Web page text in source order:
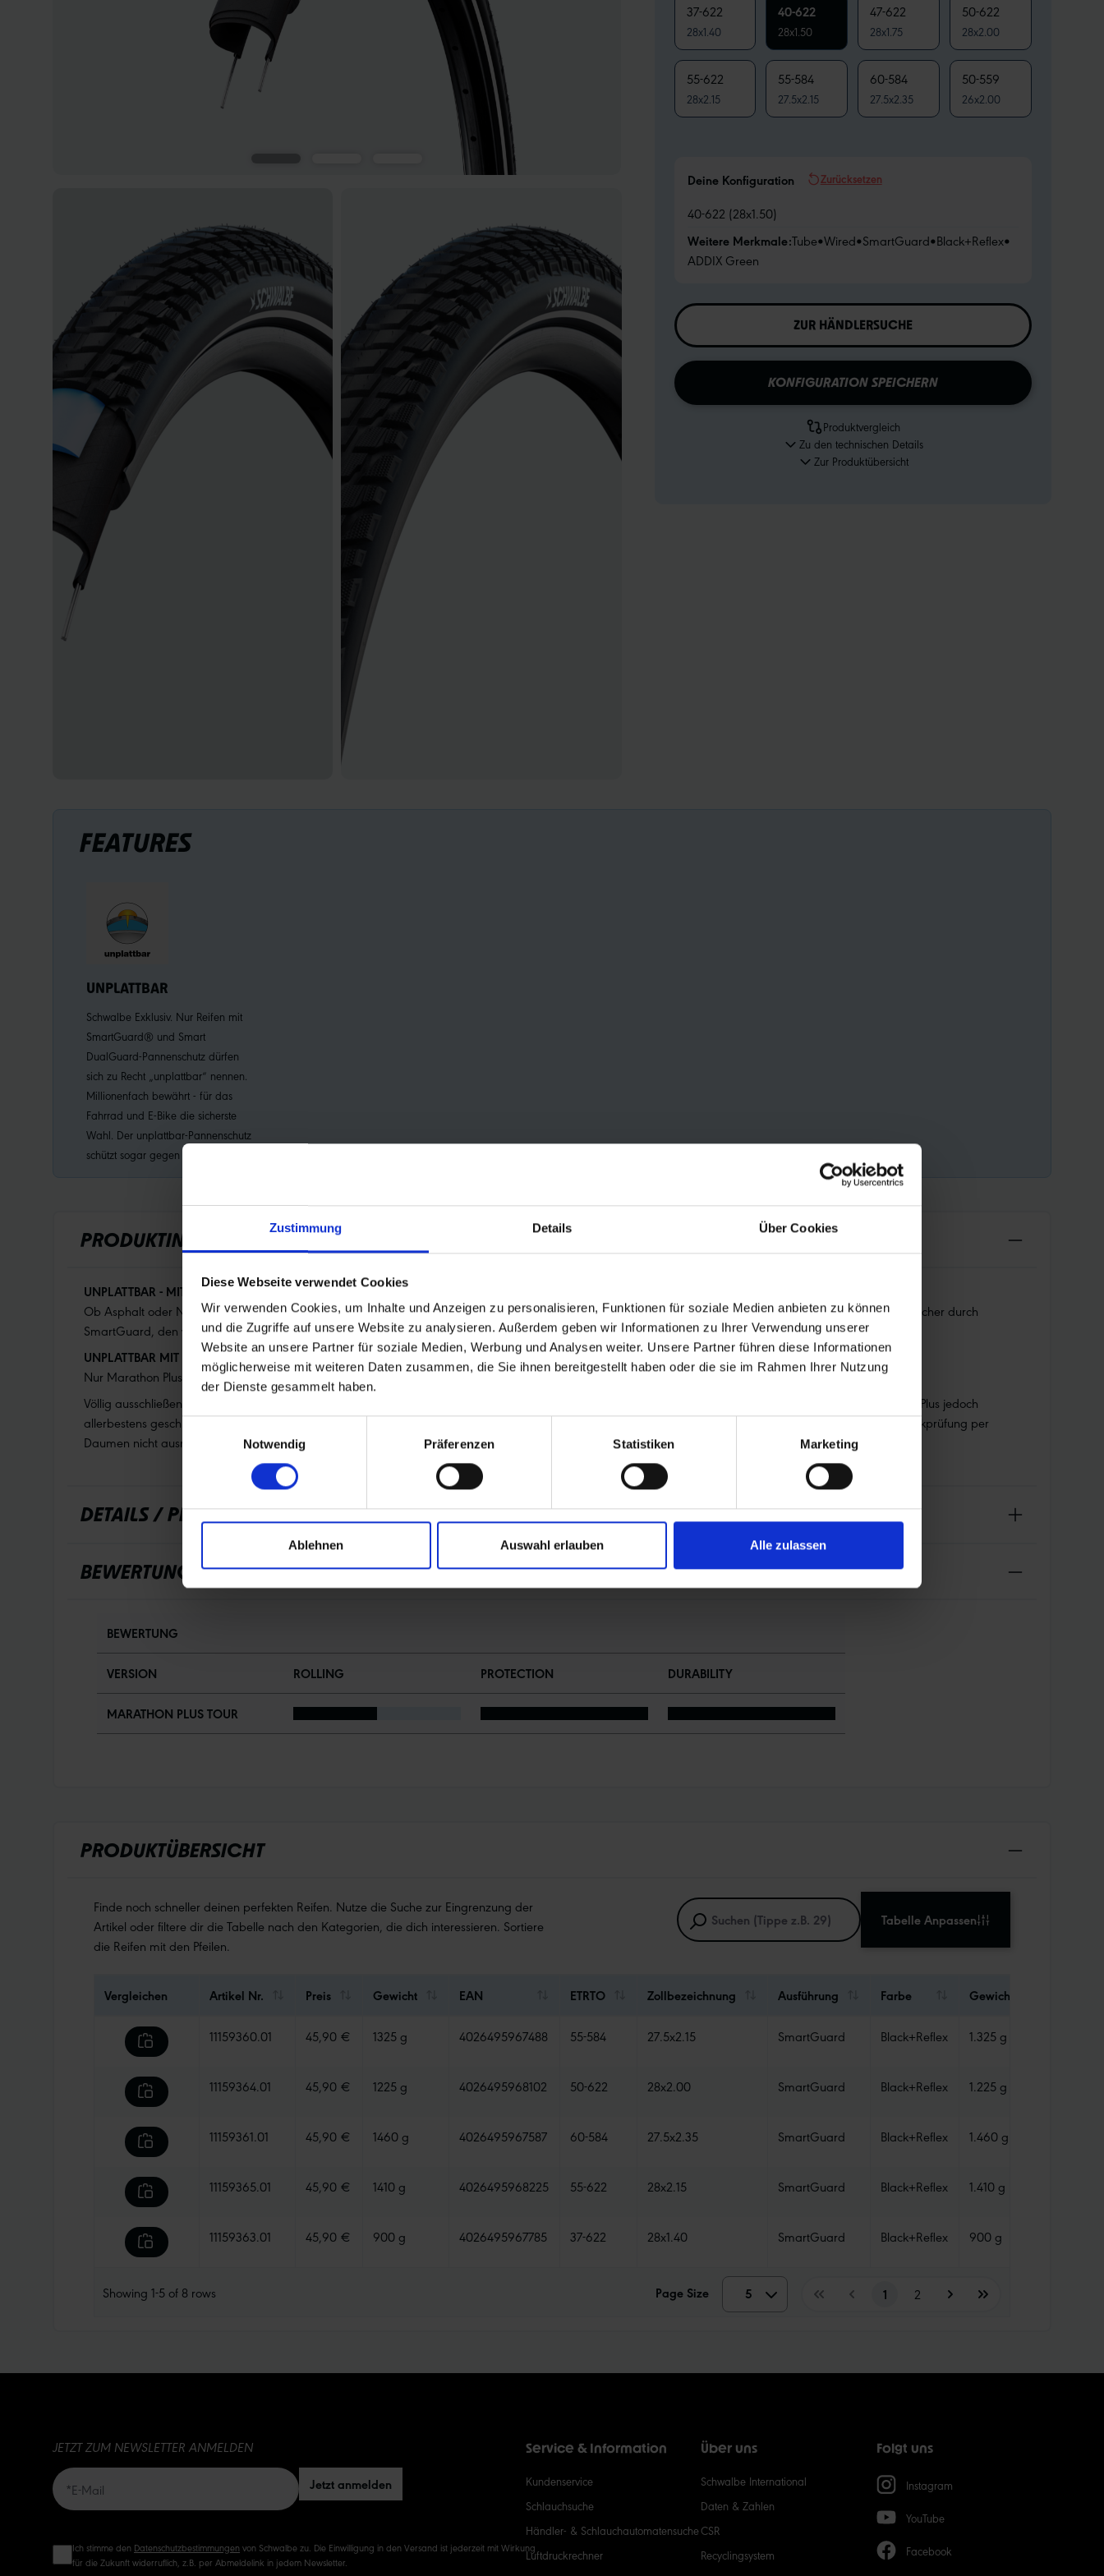
Zustimmung Details Über Cookies
Diese Webseite verwendet Cookies
Wir verwenden Cookies, um Inhalte und Anzeigen zu personalisieren, Funktionen für soziale Medien anbieten zu können
und die Zugriffe auf unsere Website zu analysieren. Außerdem geben wir Informationen zu Ihrer Verwendung unserer
Website an unsere Partner für soziale Medien, Werbung und Analysen weiter. Unsere Partner führen diese Informationen
möglicherweise mit weiteren Daten zusammen, die Sie ihnen bereitgestellt haben oder die sie im Rahmen Ihrer Nutzung
der Dienste gesammelt haben.
Notwendig
Präferenzen Statistiken Marketing
Ablehnen Auswahl erlauben Alle zulassen
37-622
28x1.40
40-622
28x1.50
47-622
28x1.75
50-622
28x2.00
55-622
28x2.15
55-584
27.5x2.15
60-584
27.5x2.35
50-559
26x2.00
Deine Konfiguration Zurücksetzen
40-622 (28x1.50)
Weitere Merkmale:Tube•Wired•SmartGuard•Black+Reflex•
ADDIX Green
ZUR HÄNDLERSUCHE
KONFIGURATION SPEICHERN
Produktvergleich
Zu den technischen Details
Zur Produktübersicht
FEATURES
UNPLATTBAR
Schwalbe Exklusiv. Nur Reifen mit
SmartGuard® und Smart
DualGuard-Pannenschutz dürfen
sich zu Recht „unplattbar“ nennen.
Millionenfach bewährt - für das
Fahrrad und E-Bike die sicherste
Wahl. Der unplattbar-Pannenschutz
schützt sogar gegen Heftzwecken.
PRODUKTINFORMATIONEN
UNPLATTBAR - MIT MARKANTEM TREKKINGPROFIL.
Ob Asphalt oder Naturstraße, der vielseitige Reifen ist auf allen Wegen zu Hause. Im Alltag oder auf ganz großer Tour. Der robuste Aufbau steckt alles weg. Sicher durch
SmartGuard, den wirksamsten Schutzgürtel, den es für Fahrradreifen gibt.
UNPLATTBAR MIT MARATHON PLUS
Nur Marathon Plus Reifen machen das Fahrrad unplattbar. Der 5 mm starke Pannenschutz schützt sogar vor Heftzwecken.www.schwalbe.com/unplattbar
Völlig ausschließen kann man eine Reifenpanne nie. Gegen die typischen Pannenteufel wie Scherben oder Granulat ist man mit dem Fahrradreifen Marathon Plus jedoch
allerbestens geschützt. Bei allen Marathon Plus unbedingt ein Manometer zum Einstellen des Luftdrucks benutzen. Durch den besonderen Aufbau ist eine Druckprüfung per
Daumen nicht ausreichend.
DETAILS / PRODUKTDATEN
BEWERTUNGEN
BEWERTUNG
VERSION ROLLING PROTECTION DURABILITY
MARATHON PLUS TOUR
PRODUKTÜBERSICHT
Finde noch schneller deinen perfekten Reifen. Nutze die Suche zur Eingrenzung der
Artikel oder filtere dir die Tabelle nach den Kategorien, die dich interessieren. Sortiere
die Reifen mit den Pfeilen.
Tabelle Anpassen
Vergleichen Artikel Nr. Preis Gewicht EAN ETRTO Zollbezeichnung Ausführung Farbe Gewicht
11159360.01 45,90 € 1325 g 4026495967488 55-584 27.5x2.15 SmartGuard Black+Reflex 1.325 g
11159364.01 45,90 € 1225 g 4026495968102 50-622 28x2.00 SmartGuard Black+Reflex 1.225 g
11159361.01 45,90 € 1460 g 4026495967587 60-584 27.5x2.35 SmartGuard Black+Reflex 1.460 g
11159365.01 45,90 € 1410 g 4026495968225 55-622 28x2.15 SmartGuard Black+Reflex 1.410 g
11159363.01 45,90 € 900 g 4026495967785 37-622 28x1.40 SmartGuard Black+Reflex 900 g
Showing 1-5of 8 rows Page Size 5 5
50
1 2
JETZT ZUM NEWSLETTER ANMELDEN
Jetzt anmelden
Ich stimme den Datenschutzbestimmungen von Schwalbe zu. Die Einwilligung in den Versand ist jederzeit mit Wirkung
für die Zukunft widerruflich, z.B. per Abmeldelink in jedem Newsletter.
Service & Information
Kundenservice
Schlauchsuche
Händler- & Schlauchautomatensuche
Luftdruckrechner
Über uns
Schwalbe International
Daten & Zahlen
CSR
Recyclingsystem
Folgt uns
Instagram
YouTube
Facebook